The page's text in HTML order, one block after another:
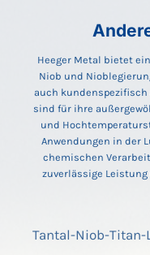
Heeger Metal bietet
Niob und
auch kundenspezifisch
sind für ihre
und
Anwendungen in der
chemischen
zuverlässige
Tantal-Niob-